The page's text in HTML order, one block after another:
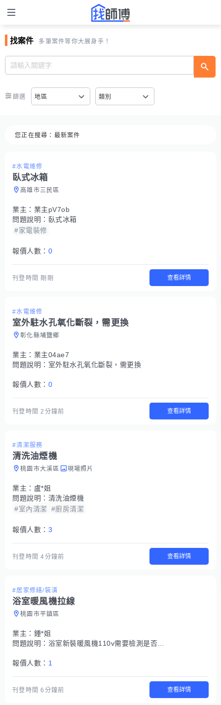
找案件 多筆案件等你大展身手！
篩選 地區 類別
您正在搜尋： 最新案件
#水電維修
臥式冰箱
高雄市三民區
業主： 業主pV7ob
問題說明： 臥式冰箱
#家電裝修
報價人數： 0
刊登時間 剛剛 查看詳情
#水電維修
室外駐水孔氧化斷裂，需更換
彰化縣埔鹽鄉
業主： 業主04ae7
問題說明： 室外駐水孔氧化斷裂，需更換
報價人數： 0
刊登時間2分鐘前 查看詳情
#清潔服務
清洗油煙機
桃園市大溪區 現場照片
業主： 盧*姐
問題說明： 清洗油煙機
#室內清潔
#廚房清潔
報價人數： 3
刊登時間4分鐘前 查看詳情
#居家修繕/裝潢
浴室暖風機拉線
桃園市平鎮區
業主： 鍾*姐
問題說明： 浴室新裝暖風機110v需要檢測是否電流足夠？可能需要拉線。
報價人數： 1
刊登時間6分鐘前 查看詳情